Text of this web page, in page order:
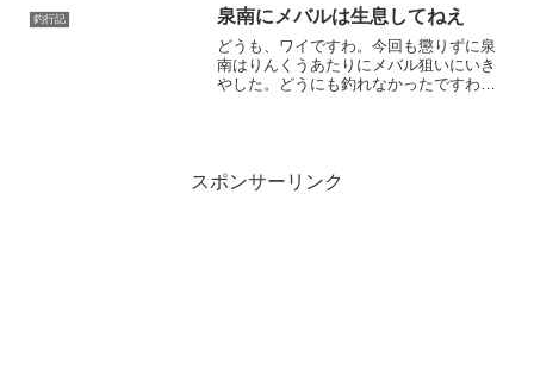
キスって。7月入ってからが本番なのはわ
かっちゃいるんだが、は...
釣行記 泉南にメバルは生息してねえ
どうも、ワイですわ。今回も懲りずに泉
南はりんくうあたりにメバル狙いにいき
やした。どうにも釣れなかったですわ、
スポンサーリンク